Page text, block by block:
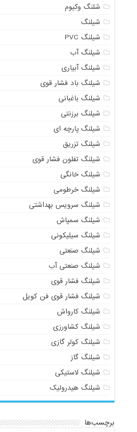
شلنگ وکیوم
شیلنگ
شیلنگ PVC
شیلنگ آب
شیلنگ آبیاری
شیلنگ باد فشار قوی
شیلنگ باغبانی
شیلنگ برزنتی
شیلنگ پارچه‌ ای
شیلنگ تزریق
شیلنگ تفلون فشار قوی
شیلنگ خانگی
شیلنگ خرطومی
شیلنگ سرویس بهداشتی
شیلنگ سمپاش
شیلنگ سیلیکونی
شیلنگ صنعتی
شیلنگ صنعتی آب
شیلنگ فشار قوی
شیلنگ فشار قوی فن کویل
شیلنگ کارواش
شیلنگ کشاورزی
شیلنگ کولر گازی
شیلنگ گاز
شیلنگ لاستیکی
شیلنگ هیدرولیک
برچسب‌ها